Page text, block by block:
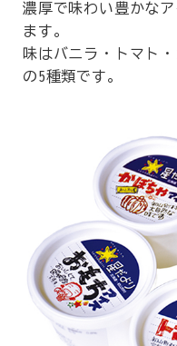
濃厚で味わい豊かな
ます。
味はバニラ・トマト
の5種類です。